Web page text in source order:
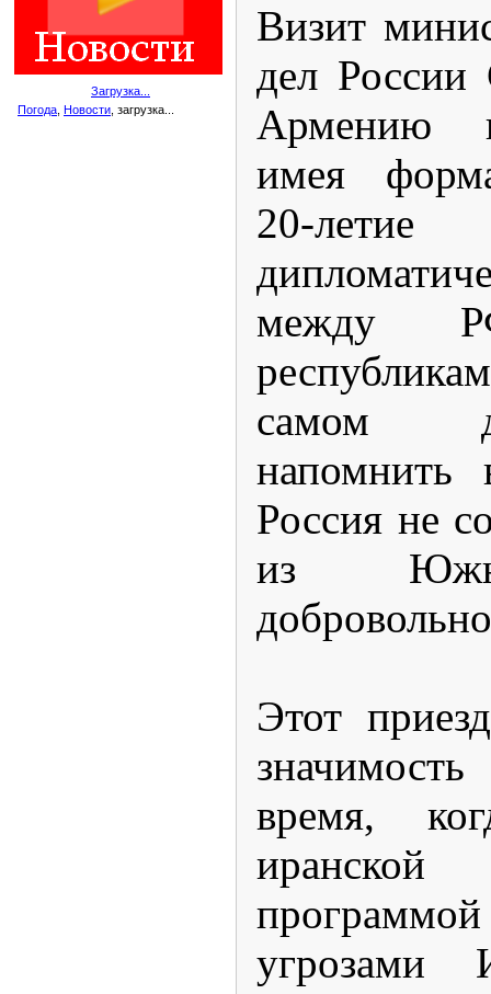
Загрузка...
Погода Новости , загрузка...
Визит
дел России
Армению
имея
20-летие
между
самом
напомнить
Россия не
из
Этот
время,
угрозами